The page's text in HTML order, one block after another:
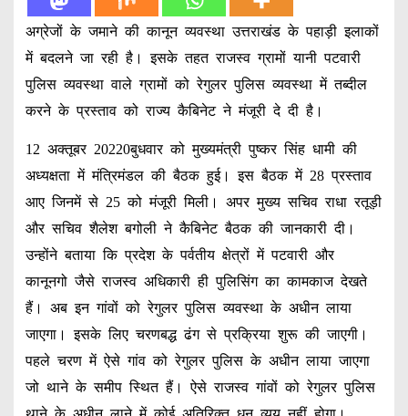
अग्रेजों के जमाने की कानून व्यवस्था उत्तराखंड के पहाड़ी इलाकों
में बदलने जा रही है। इसके तहत राजस्व ग्रामों यानी पटवारी
पुलिस व्यवस्था वाले ग्रामों को रेगुलर पुलिस व्यवस्था में तब्दील
करने के प्रस्ताव को राज्य कैबिनेट ने मंजूरी दे दी है।
12 अक्तूबर 20220बुधवार को मुख्यमंत्री पुष्कर सिंह धामी की
अध्यक्षता में मंत्रिमंडल की बैठक हुई। इस बैठक में 28 प्रस्ताव
आए जिनमें से 25 को मंजूरी मिली। अपर मुख्य सचिव राधा रतूड़ी
और सचिव शैलेश बगोली ने कैबिनेट बैठक की जानकारी दी।
उन्होंने बताया कि प्रदेश के पर्वतीय क्षेत्रों में पटवारी और
कानूनगो जैसे राजस्व अधिकारी ही पुलिसिंग का कामकाज देखते
हैं। अब इन गांवों को रेगुलर पुलिस व्यवस्था के अधीन लाया
जाएगा। इसके लिए चरणबद्ध ढंग से प्रक्रिया शुरू की जाएगी।
पहले चरण में ऐसे गांव को रेगुलर पुलिस के अधीन लाया जाएगा
जो थाने के समीप स्थित हैं। ऐसे राजस्व गांवों को रेगुलर पुलिस